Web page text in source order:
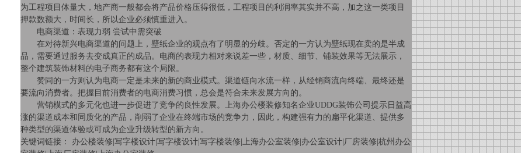
为工程项目体量大，地产商一般都会将产品价格压得很低，工程项目的利润率其实并不高，加之这一类项目
押款数额大，时间长，所以企业必须慎重进入。
电商渠道：表现力弱 尝试中需突破
在对待新兴电商渠道的问题上，壁纸企业的观点有了明显的分歧。否定的一方认为壁纸现在卖的是半成
品，需要通过服务去变成真正的成品。电商的表现力相对来说差一些，材质、细节、铺装效果等无法展示，
整个建筑装饰材料的电子商务都有这个局限。
赞同的一方则认为电商一定是未来的新的商业模式。渠道链向水流一样，从经销商流向终端、最终还是
要流向消费者。把握目前消费者的电商消费习惯，总会是符合未来发展方向的。
营销模式的多元化也进一步促进了竞争的良性发展。 上海办公楼装修知名企业UDDG装饰公司提示日益高
涨的渠道成本和同质化的产品，削弱了企业在终端市场的竞争力，因此，构建强有力的扁平化渠道、提供多
种类型的渠道体验或可成为企业升级转型的新方向。
关键词链接： 办公楼装修 写字楼设计 写字楼设计 写字楼装修 上海办公室装修 办公室设计 厂房装修 杭州办公